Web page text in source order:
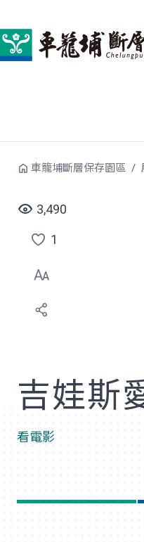
車籠埔斷層保存園區
3,490
點
選
喜
1
吉娃斯
看電影